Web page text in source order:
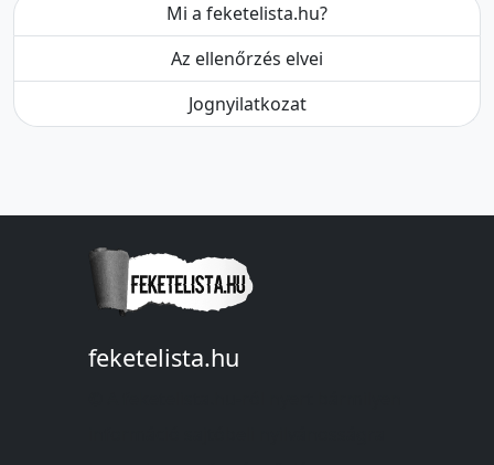
Mi a feketelista.hu?
Az ellenőrzés elvei
Jognyilatkozat
feketelista.hu